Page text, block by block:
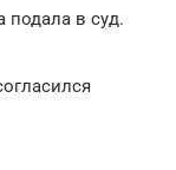
подала в суд.